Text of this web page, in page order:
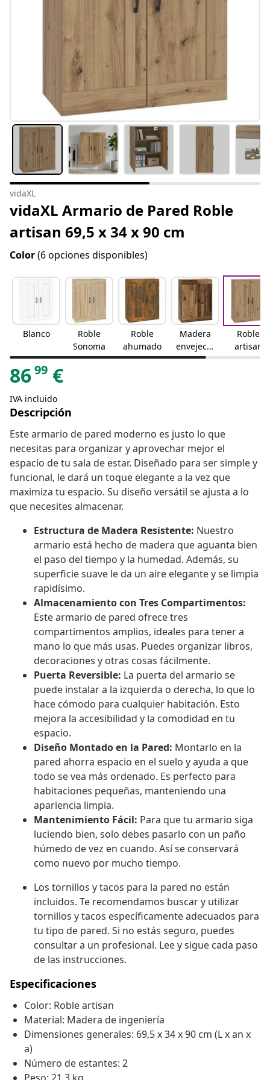
vidaXL
vidaXL Armario de Pared Roble
artisan 69,5 x 34 x 90 cm
Color(6 opciones disponibles)
Blanco
Roble
Sonoma
Roble
ahumado
Madera
envejecid
a
Roble
artisan
8699 €
IVA incluido
Descripción
Este armario de pared moderno es justo lo que
necesitas para organizar y aprovechar mejor el
espacio de tu sala de estar. Diseñado para ser simple y
funcional, le dará un toque elegante a la vez que
maximiza tu espacio. Su diseño versátil se ajusta a lo
que necesites almacenar.
Estructura de Madera Resistente: Nuestro
armario está hecho de madera que aguanta bien
el paso del tiempo y la humedad. Además, su
superficie suave le da un aire elegante y se limpia
rapidísimo.
Almacenamiento con Tres Compartimentos:
Este armario de pared ofrece tres
compartimentos amplios, ideales para tener a
mano lo que más usas. Puedes organizar libros,
decoraciones y otras cosas fácilmente.
Puerta Reversible: La puerta del armario se
puede instalar a la izquierda o derecha, lo que lo
hace cómodo para cualquier habitación. Esto
mejora la accesibilidad y la comodidad en tu
espacio.
Diseño Montado en la Pared: Montarlo en la
pared ahorra espacio en el suelo y ayuda a que
todo se vea más ordenado. Es perfecto para
habitaciones pequeñas, manteniendo una
apariencia limpia.
Mantenimiento Fácil: Para que tu armario siga
luciendo bien, solo debes pasarlo con un paño
húmedo de vez en cuando. Así se conservará
como nuevo por mucho tiempo.
Los tornillos y tacos para la pared no están
incluidos. Te recomendamos buscar y utilizar
tornillos y tacos específicamente adecuados para
tu tipo de pared. Si no estás seguro, puedes
consultar a un profesional. Lee y sigue cada paso
de las instrucciones.
Especificaciones
Color: Roble artisan
Material: Madera de ingeniería
Dimensiones generales: 69,5 x 34 x 90 cm (L x an x
a)
Número de estantes: 2